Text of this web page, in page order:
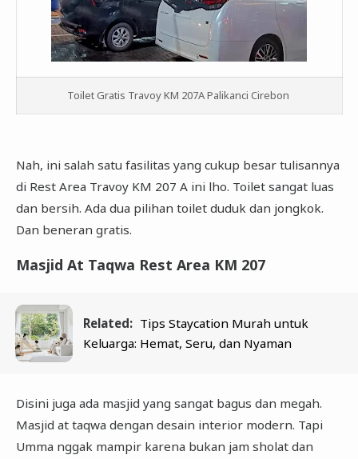
Toilet Gratis Travoy KM 207A Palikanci Cirebon
Nah, ini salah satu fasilitas yang cukup besar tulisannya
di Rest Area Travoy KM 207 A ini lho. Toilet sangat luas
dan bersih. Ada dua pilihan toilet duduk dan jongkok.
Dan beneran gratis.
Masjid At Taqwa Rest Area KM 207
Related: Tips Staycation Murah untuk
Keluarga: Hemat, Seru, dan Nyaman
Disini juga ada masjid yang sangat bagus dan megah.
Masjid at taqwa dengan desain interior modern. Tapi
Umma nggak mampir karena bukan jam sholat dan